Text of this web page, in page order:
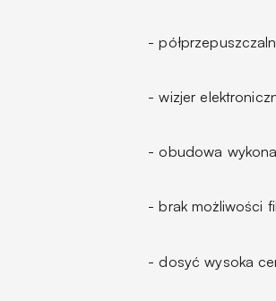
-
- wizjer
- obudowa
- brak możliwości
- dosyć wysoka